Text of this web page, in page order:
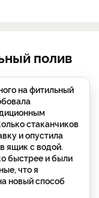
полив
на фитильный
стаканчиков
и опустила
ящик с водой.
быстрее и были
что я
новый способ